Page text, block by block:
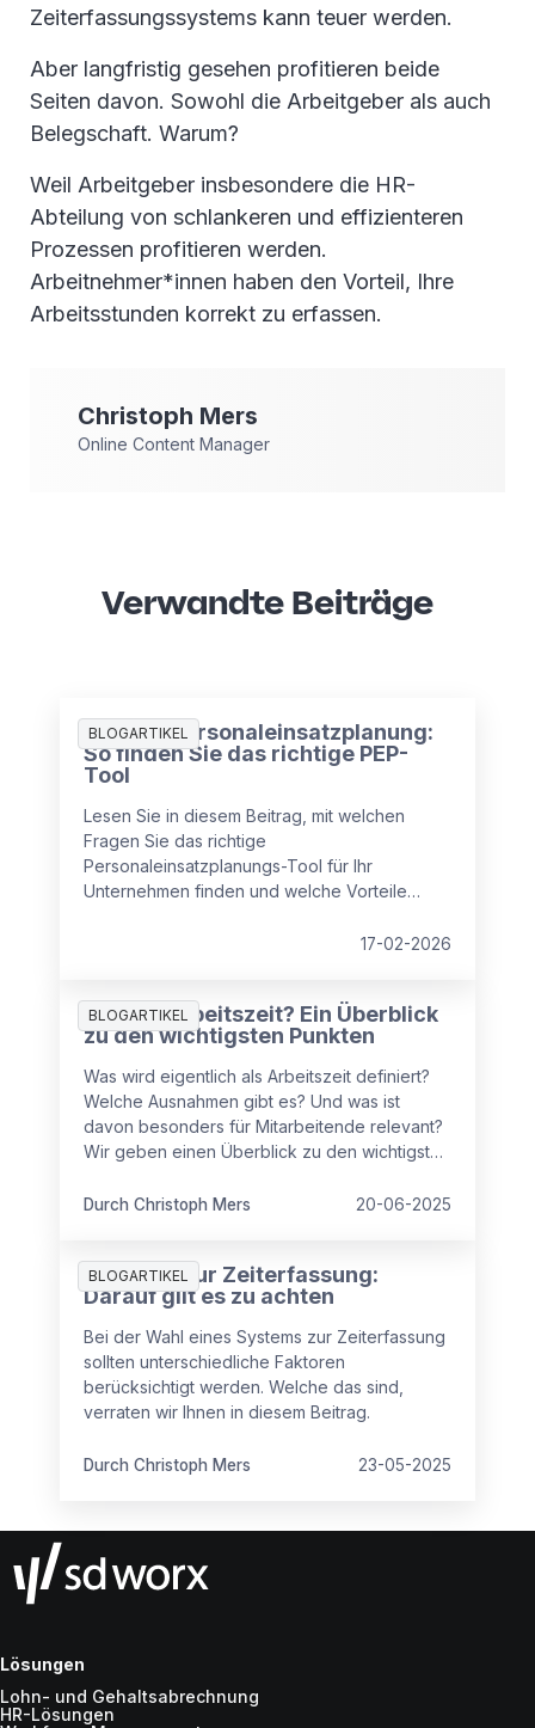
Zeiterfassungssystems kann teuer werden.
Aber langfristig gesehen profitieren beide
Seiten davon. Sowohl die Arbeitgeber als auch
Belegschaft. Warum?
Weil Arbeitgeber insbesondere die HR-
Abteilung von schlankeren und effizienteren
Prozessen profitieren werden.
Arbeitnehmer*innen haben den Vorteil, Ihre
Arbeitsstunden korrekt zu erfassen.
Christoph Mers
Online Content Manager
Verwandte Beiträge
BLOGARTIKEL
Digitale Personaleinsatzplanung:
So finden Sie das richtige PEP-
Tool
Lesen Sie in diesem Beitrag, mit welchen
Fragen Sie das richtige
Personaleinsatzplanungs-Tool für Ihr
Unternehmen finden und welche Vorteile
17-02-2026
BLOGARTIKEL
Was ist Arbeitszeit? Ein Überblick
zu den wichtigsten Punkten
Was wird eigentlich als Arbeitszeit definiert?
Welche Ausnahmen gibt es? Und was ist
davon besonders für Mitarbeitende relevant?
Wir geben einen Überblick zu den wichtigsten
auf.
Durch Christoph Mers 20-06-2025
BLOGARTIKEL
Systeme zur Zeiterfassung:
Darauf gilt es zu achten
Bei der Wahl eines Systems zur Zeiterfassung
sollten unterschiedliche Faktoren
berücksichtigt werden. Welche das sind,
verraten wir Ihnen in diesem Beitrag.
Durch Christoph Mers 23-05-2025
Lösungen
Lohn- und Gehaltsabrechnung
HR-Lösungen